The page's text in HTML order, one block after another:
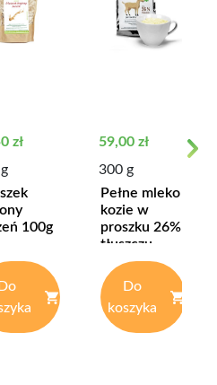
zł
100g
Do
Cena
59,00 zł
300 g
Pełne mleko
kozie w
proszku 26%
tłuszczu
Do
koszyka